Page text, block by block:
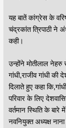
यह बातें कांग्रेस के
चंद्रकांत त्रिपाठी ने
कही।
उन्होंने मोतीलाल
गांधी,राजीव गांधी
दिलाते हुए कहा
परिवार के लिए
वर्तमान स्थिति के
नवनियुक्त अध्यक्ष